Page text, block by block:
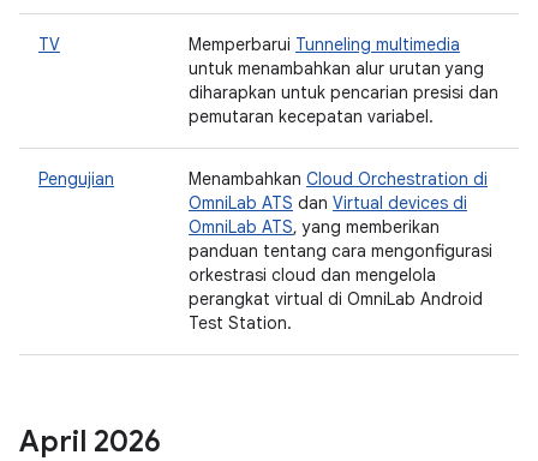
TV Memperbarui Tunneling multimedia
untuk menambahkan alur urutan yang
diharapkan untuk pencarian presisi dan
pemutaran kecepatan variabel.
Pengujian Menambahkan Cloud Orchestration di
OmniLab ATS dan Virtual devices di
OmniLab ATS, yang memberikan
panduan tentang cara mengonfigurasi
orkestrasi cloud dan mengelola
perangkat virtual di OmniLab Android
Test Station.
April 2026